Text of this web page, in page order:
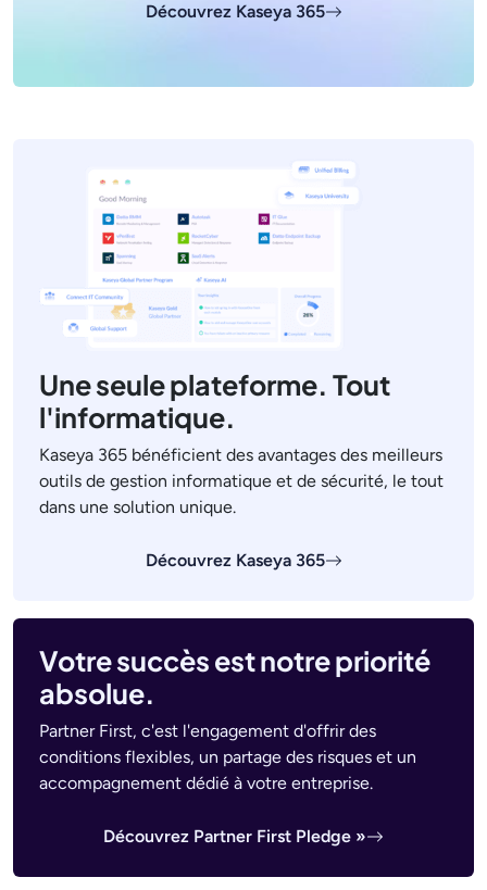
Découvrez Kaseya 365
Une seule plateforme. Tout
l'informatique.
Kaseya 365 bénéficient des avantages des meilleurs
outils de gestion informatique et de sécurité, le tout
dans une solution unique.
Découvrez Kaseya 365
Votre succès est notre priorité
absolue.
Partner First, c'est l'engagement d'offrir des
conditions flexibles, un partage des risques et un
accompagnement dédié à votre entreprise.
Découvrez Partner First Pledge »